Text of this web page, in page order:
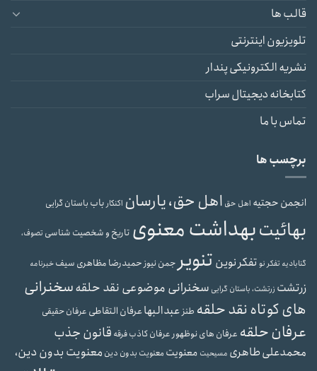
قالب ها
تلویزیون اینترنتی
نشریه الکترونیکی پندار
کتابخانه دیجیتال سراب
تماس با ما
برچسب ها
انجمن حجتیه اهل حق اهل حق، یارسان اکنکارباب باستان گرایی
بهائیتبهداشت معنوی تاریخ و شخصیت شناسی تصوف،
گنابادیه تفکر نوتفکر نوین تنویرجمن نیوزحمیدرضا مظاهری سیفخبرنامه
زرتشت زرتشت، باستان گرایی سخنرانی موضوعی نقد حلقهسخنرانی
های کوتاه نقد حلقه طنزعبدالبهاعرفان التقاطی عرفان حقیقی
عرفان حلقه عرفان های نوظهورعرفان کاذبفرقه قانون جذب
محمدعلی طاهری مسیحیت معنویت معنویت بدون دین معنویت بدون دین،